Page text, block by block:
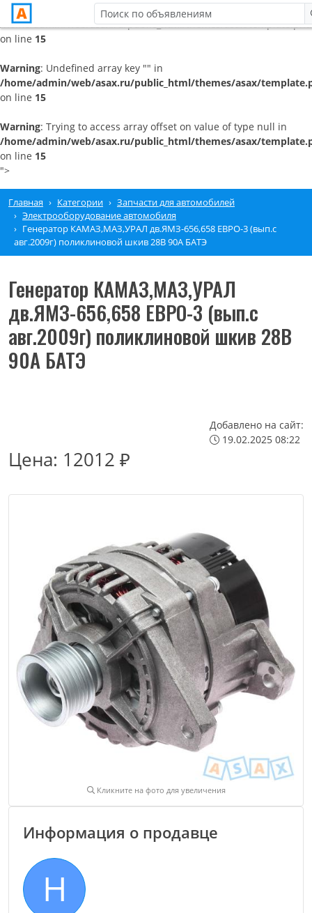
/home/admin/web/asax.ru/public_html/themes/asax/
on line 15
Warning: Undefined array key "" in
/home/admin/web/asax.ru/public_html/themes/asax/
on line 15
Warning: Trying to access array offset on value of type null in
/home/admin/web/asax.ru/public_html/themes/asax/
on line 15
">
Главная Категории
Запчасти для автомобилей
Электрооборудование автомобиля
Генератор КАМАЗ,МАЗ,УРАЛ дв.ЯМЗ-656,658 ЕВРО-3 (вып.с
авг.2009г) поликлиновой шкив 28В 90А БАТЭ
Генератор КАМАЗ,МАЗ,УРАЛ
дв.ЯМЗ-656,658 ЕВРО-3 (вып.с
авг.2009г) поликлиновой шкив 28В
90А БАТЭ
Добавлено на сайт:
19.02.2025 08:22
Цена: 12012 ₽
Кликните на фото для увеличения
Информация о продавце
Н